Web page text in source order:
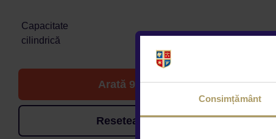
Consimțământ
Capacitate
cilindrică
Arată 9 de oferte
Resetează filtrele